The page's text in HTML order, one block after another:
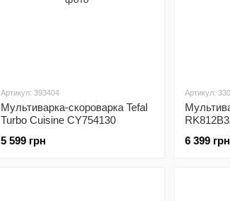
Артикул: 393404
Мультиварка-скороварка Tefal
Turbo Cuisine CY754130
5 599 грн
Артикул:
6 399 грн